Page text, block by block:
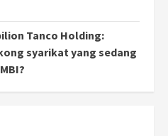
Tanco Holding:
syarikat yang sedang